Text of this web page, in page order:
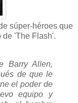
súper-héroes que
de 'The Flash'.
Barry Allen,
de que le
el poder de
equipo y